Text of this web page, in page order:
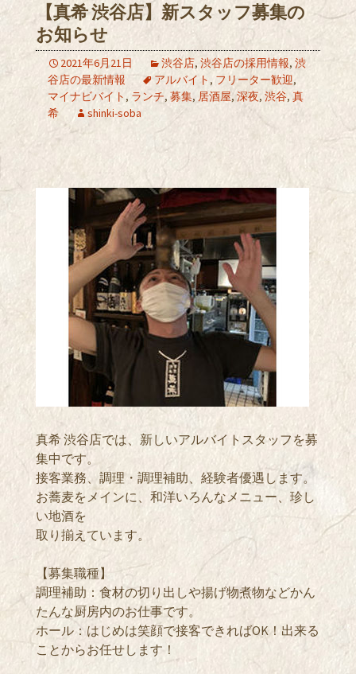
【真希 渋谷店】新スタッフ募集の
お知らせ
2021年6月21日 渋谷店, 渋谷店の採用情報, 渋
谷店の最新情報
アルバイト , フリーター歓迎,
マイナビバイト , ランチ, 募集, 居酒屋,深夜, 渋谷, 真
希
shinki-soba
真希 渋谷店では、新しいアルバイトスタッフを募
集中です。
接客業務、調理・調理補助、経験者優遇します。
お蕎麦をメインに、和洋いろんなメニュー、珍し
い地酒を
取り揃えています。
【募集職種】
調理補助：食材の切り出しや揚げ物煮物などかん
たんな厨房内のお仕事です。
ホール：はじめは笑顔で接客できればOK！出来る
ことからお任せします！